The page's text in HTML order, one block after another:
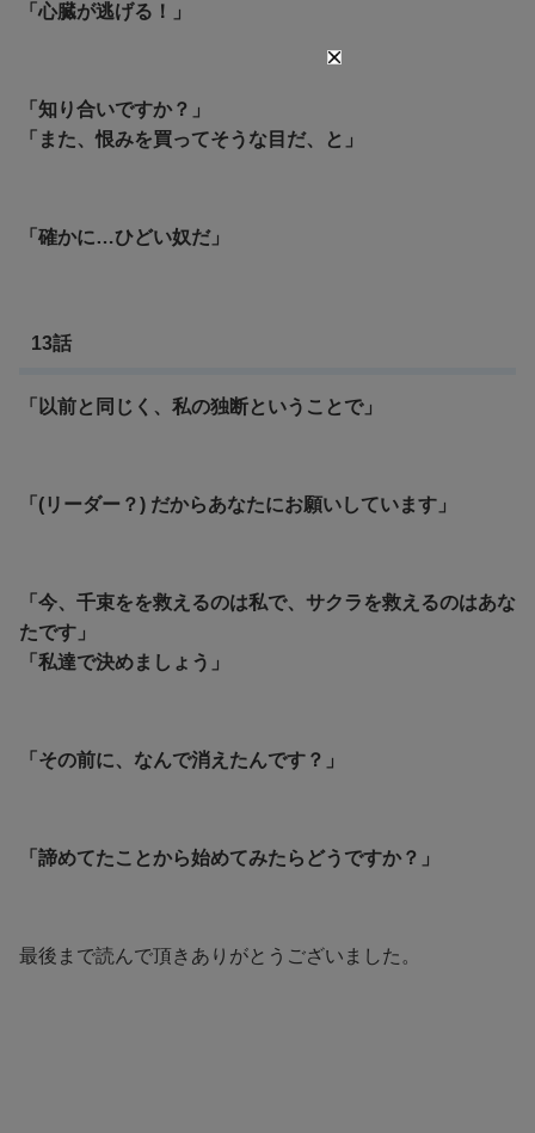
「心臓が逃げる！」
「知り合いですか？」
「また、恨みを買ってそうな目だ、と」
「確かに…ひどい奴だ」
13話
「以前と同じく、私の独断ということで」
「(リーダー？) だからあなたにお願いしています」
「今、千束をを救えるのは私で、サクラを救えるのはあな
たです」
「私達で決めましょう」
「その前に、なんで消えたんです？」
「諦めてたことから始めてみたらどうですか？」
最後まで読んで頂きありがとうございました。